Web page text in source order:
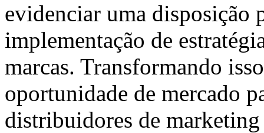
evidenciar uma disposição
implementação de
marcas. Transformando
oportunidade de mercado
distribuidores de